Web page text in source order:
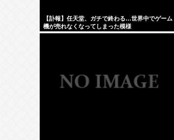
【訃報】任天堂、ガチで終わる…世界中でゲーム
機が売れなくなってしまった模様